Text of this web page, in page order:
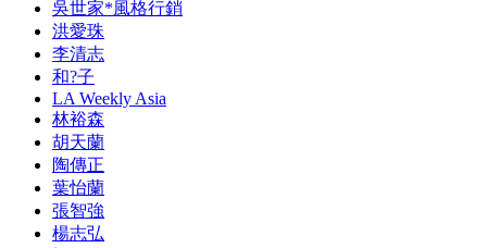
吳世家*風格行銷
洪愛珠
李清志
和?子
LA Weekly Asia
林裕森
胡天蘭
陶傳正
葉怡蘭
張智強
楊志弘